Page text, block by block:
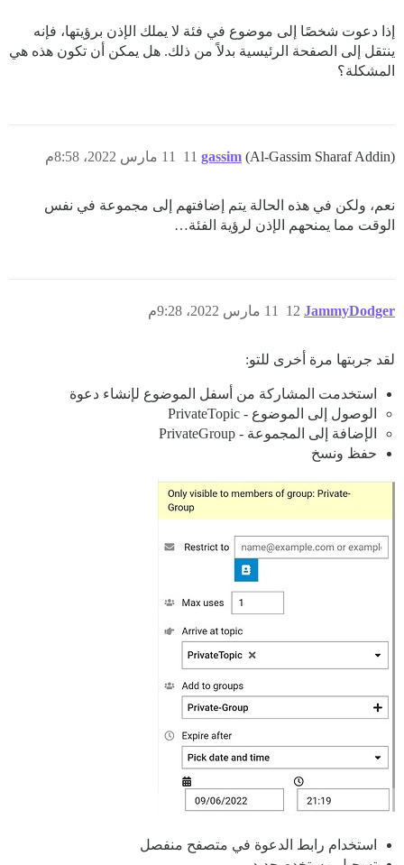
إذا دعوت شخصًا إلى موضوع في فئة لا يملك الإذن برؤيتها، فإنه
ينتقل إلى الصفحة الرئيسية بدلاً من ذلك. هل يمكن أن تكون هذه هي
المشكلة؟
gassim (Al-Gassim Sharaf Addin) 11 مارس 2022، 8:58م 11
نعم، ولكن في هذه الحالة يتم إضافتهم إلى مجموعة في نفس
الوقت مما يمنحهم الإذن لرؤية الفئة…
JammyDodger 11 مارس 2022، 9:28م 12
لقد جربتها مرة أخرى للتو:
استخدمت المشاركة من أسفل الموضوع لإنشاء دعوة
الوصول إلى الموضوع - PrivateTopic
الإضافة إلى المجموعة - PrivateGroup
حفظ ونسخ
استخدام رابط الدعوة في متصفح منفصل